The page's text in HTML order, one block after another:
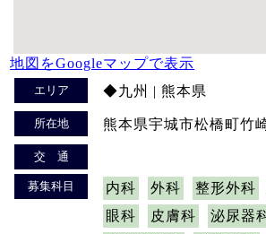
地図をGoogleマップで表示
エリア ◆九州 | 熊本県
所在地 熊本県宇城市松橋町竹
交 通
募集科目 内科 外科 整形外科
眼科
皮膚科 泌尿器